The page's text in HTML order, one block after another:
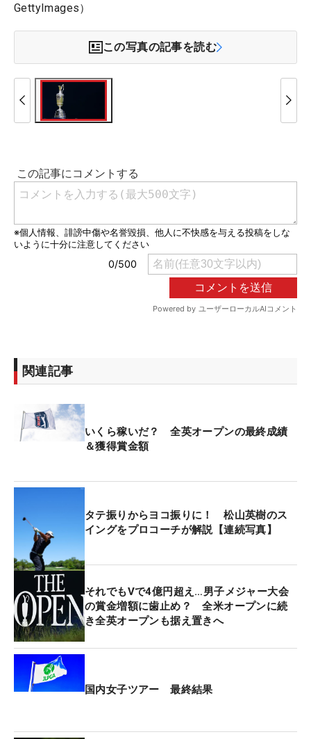
GettyImages）
この写真の記事を読む
関連記事
いくら稼いだ？ 全英オープンの最終成績
＆獲得賞金額
タテ振りからヨコ振りに！ 松山英樹のス
イングをプロコーチが解説【連続写真】
それでもVで4億円超え…男子メジャー大会
の賞金増額に歯止め？ 全米オープンに続
き全英オープンも据え置きへ
国内女子ツアー 最終結果